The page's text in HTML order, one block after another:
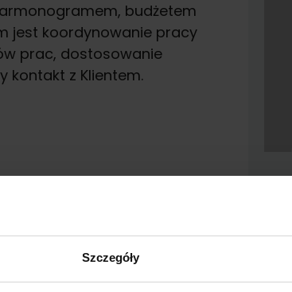
Szczegóły
budżetem
jest koordynowanie pracy
prac, dostosowanie
kontakt z Klientem.